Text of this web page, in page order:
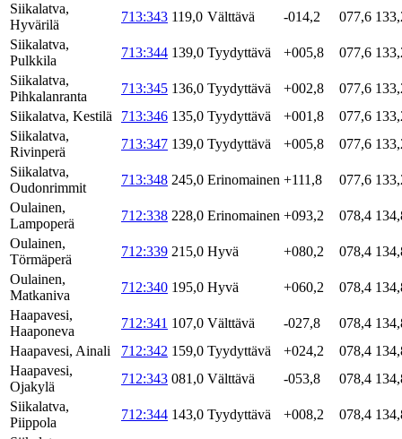
Siikalatva,
Hyvärilä
713:343 119,0 Välttävä -014,2 077,6
Siikalatva,
Pulkkila
713:344 139,0 Tyydyttävä +005,8 077,6
Siikalatva,
Pihkalanranta
713:345 136,0 Tyydyttävä +002,8 077,6
Siikalatva, Kestilä
713:346 135,0 Tyydyttävä +001,8 077,6
Siikalatva,
Rivinperä
713:347 139,0 Tyydyttävä +005,8 077,6
Siikalatva,
Oudonrimmit
713:348 245,0 Erinomainen +111,8 077,6
Oulainen,
Lampoperä
712:338 228,0 Erinomainen +093,2 078,4
Oulainen,
Törmäperä
712:339 215,0 Hyvä +080,2 078,4
Oulainen,
Matkaniva
712:340 195,0 Hyvä +060,2 078,4
Haapavesi,
Haaponeva
712:341 107,0 Välttävä -027,8 078,4
Haapavesi, Ainali
712:342 159,0 Tyydyttävä +024,2 078,4
Haapavesi,
Ojakylä
712:343 081,0 Välttävä -053,8 078,4
Siikalatva,
Piippola
712:344 143,0 Tyydyttävä +008,2 078,4